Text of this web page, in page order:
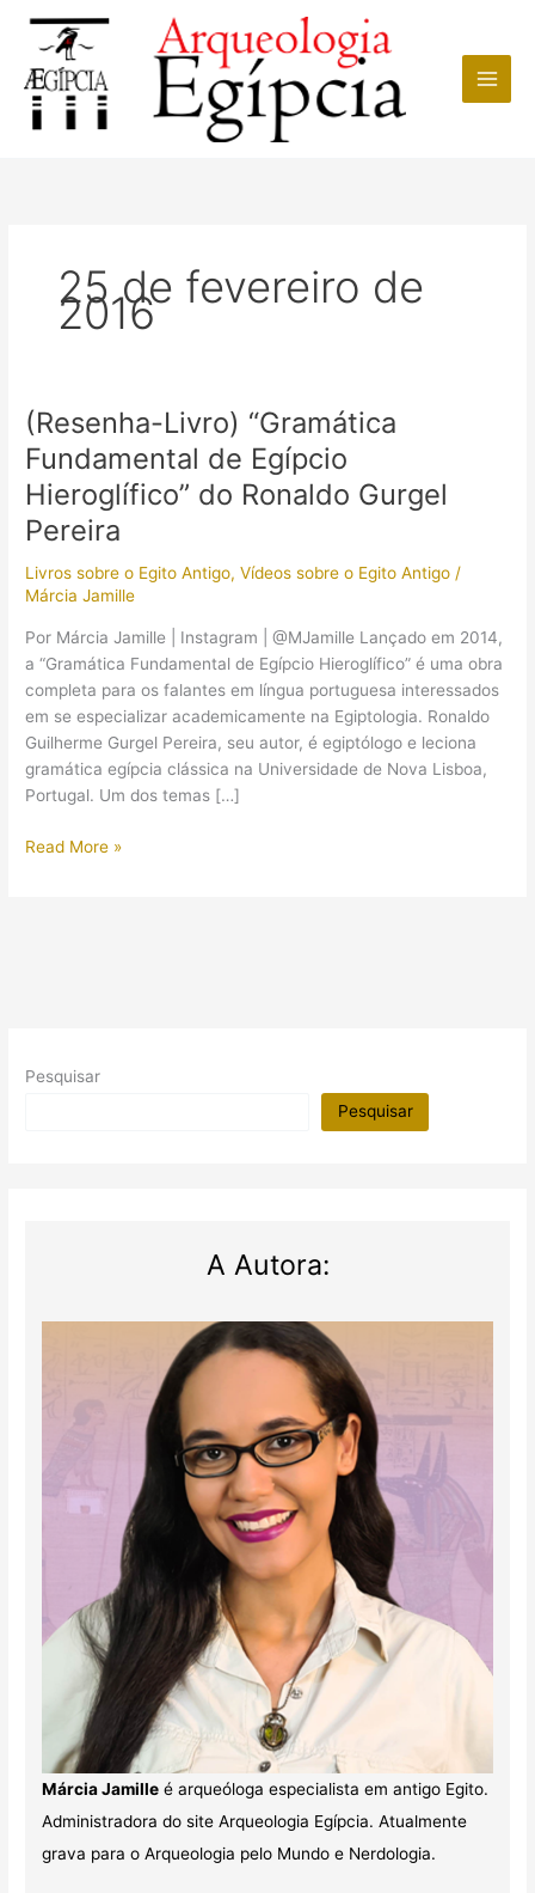
conteúdo
25 de fevereiro de
2016
(Resenha-Livro) “Gramática
Fundamental de Egípcio
Hieroglífico” do Ronaldo Gurgel
Pereira
Livros sobre o Egito Antigo,Vídeos sobre o Egito Antigo /
Márcia Jamille
Por Márcia Jamille | Instagram | @MJamille Lançado em 2014,
a “Gramática Fundamental de Egípcio Hieroglífico” é uma obra
completa para os falantes em língua portuguesa interessados
em se especializar academicamente na Egiptologia. Ronaldo
Guilherme Gurgel Pereira, seu autor, é egiptólogo e leciona
gramática egípcia clássica na Universidade de Nova Lisboa,
Portugal. Um dos temas […]
(Resenha-
Gurgel
Read More »
Pesquisar
Pesquisar
A Autora:
Márcia Jamilleé arqueóloga especialista em antigo Egito.
Administradora do site Arqueologia Egípcia. Atualmente
grava para o Arqueologia pelo Mundo e Nerdologia.